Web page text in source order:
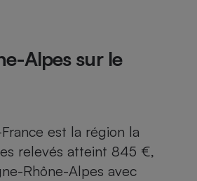
Alpes sur le
est la région la
relevés atteint 845 €,
Rhône-Alpes avec